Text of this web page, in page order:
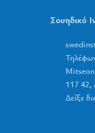
Σουηδικό
117 42,
Δείξε